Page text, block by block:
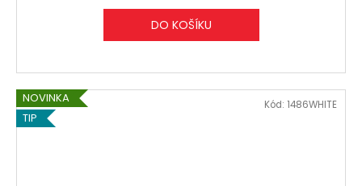
DO KOŠÍKU
NOVINKA
TIP
Kód: 1486WHITE